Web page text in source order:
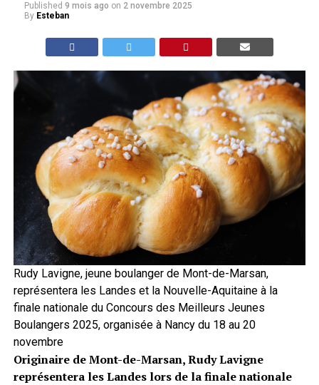
Published 9 mois ago on 2 novembre 2025
By Esteban
Rudy Lavigne, jeune boulanger de Mont-de-Marsan,
représentera les Landes et la Nouvelle-Aquitaine à la
finale nationale du Concours des Meilleurs Jeunes
Boulangers 2025, organisée à Nancy du 18 au 20
novembre
Originaire de Mont-de-Marsan, Rudy Lavigne
représentera les Landes lors de la finale nationale